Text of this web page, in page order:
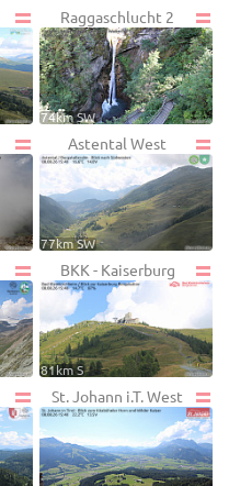
Raggaschlucht 2
74km SW
Astental West
77km SW
BKK - Kaiserburg
81km S
St. Johann i.T. West